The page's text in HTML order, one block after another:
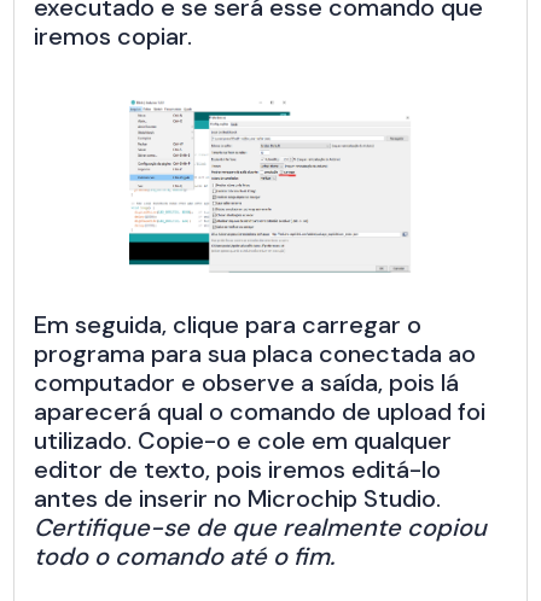
executado e se será esse comando que
iremos copiar.
Em seguida, clique para carregar o
programa para sua placa conectada ao
computador e observe a saída, pois lá
aparecerá qual o comando de upload foi
utilizado. Copie-o e cole em qualquer
editor de texto, pois iremos editá-lo
antes de inserir no Microchip Studio.
Certifique-se de que realmente copiou
todo o comando até o fim.